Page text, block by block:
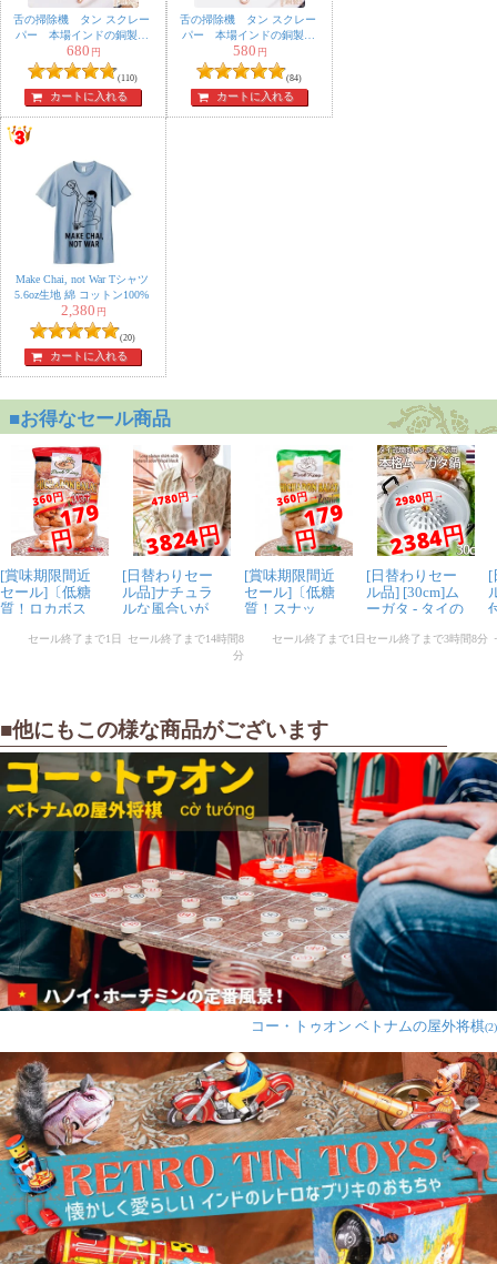
舌の掃除機 タン スクレー
パー 本場インドの銅製
持ち手付きラージタイプ
アーユルヴェーダ式舌磨き
へ
680 円
(110)
カートに入れる
舌の掃除機 タン スクレー
パー 本場インドの銅製
ミディアムタイプ アーユ
ルヴェーダ式舌磨きへ
580 円
(84)
カートに入れる
Make Chai, not War Tシャツ
5.6oz生地 綿 コットン100%
2,380 円
(20)
カートに入れる
■他にもこの様な商品がございます
コー・トゥオン ベトナムの屋外将棋(2)